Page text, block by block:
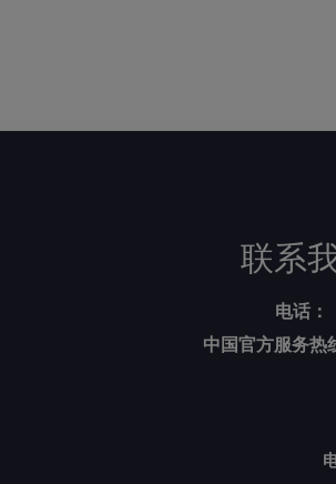
联系
电话：
中国官方服务热